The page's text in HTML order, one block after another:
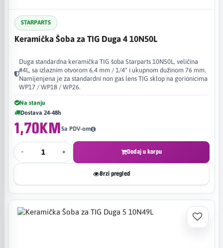
STARPARTS
Keramička Šoba za TIG Duga 4 10N50L
Duga standardna keramička TIG šoba Starparts 10N50L, veličina
#4L, sa izlaznim otvorom 6,4 mm / 1/4" i ukupnom dužinom 76 mm.
Namijenjena je za standardni non gas lens TIG sklop na gorionicima
WP17 / WP18 / WP26.
Na stanju
Dostava 24-48h
1,70KMSa PDV-om
- + Dodaj u korpu
Brzi pregled